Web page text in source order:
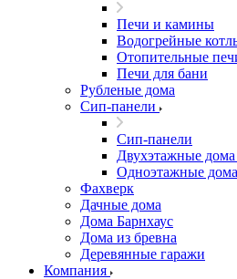
Печи и камины
Водогрейные
Отопительные
Печи для бани
Рубленые дома
Сип-панели
Сип-панели
Двухэтажные
Одноэтажные
Фахверк
Дачные дома
Дома Барнхаус
Дома из бревна
Деревянные гаражи
Компания